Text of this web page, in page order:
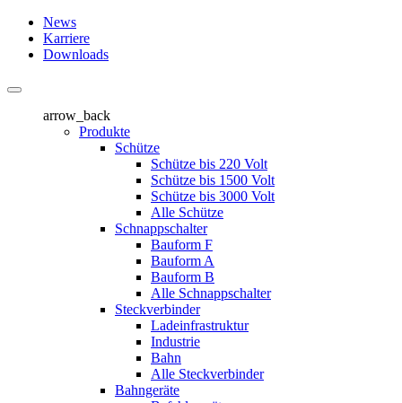
News
Karriere
Downloads
arrow_back
Produkte
Schütze
Schütze bis 220 Volt
Schütze bis 1500 Volt
Schütze bis 3000 Volt
Alle Schütze
Schnappschalter
Bauform F
Bauform A
Bauform B
Alle Schnappschalter
Steckverbinder
Ladeinfrastruktur
Industrie
Bahn
Alle Steckverbinder
Bahngeräte